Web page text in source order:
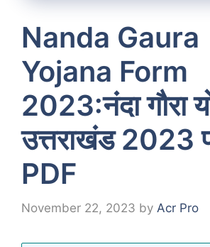
Nanda Gaura
Yojana Form
2023:नंदा गौरा
उत्तराखंड 2023
PDF
November 22, 2023 by Acr Pro